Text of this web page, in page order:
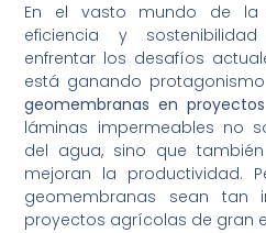
En el vasto mundo de
eficiencia y
enfrentar los desafíos
está ganando
geomembranas en
láminas impermeables no
del agua, sino que
mejoran la productividad.
geomembranas sean tan
proyectos agrícolas de gran